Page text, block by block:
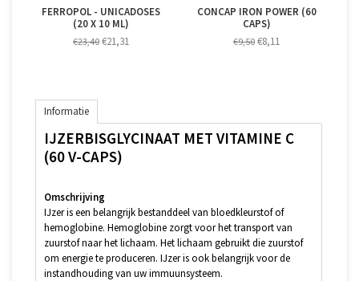
FERROPOL - UNICADOSES
(20 X 10 ML)
€23,40 €21,31
CONCAP IRON POWER (60
CAPS)
€9,50 €8,11
Informatie
IJZERBISGLYCINAAT MET VITAMINE C
(60 V-CAPS)
Omschrijving
IJzer is een belangrijk bestanddeel van bloedkleurstof of
hemoglobine. Hemoglobine zorgt voor het transport van
zuurstof naar het lichaam. Het lichaam gebruikt die zuurstof
om energie te produceren. IJzer is ook belangrijk voor de
instandhouding van uw immuunsysteem.